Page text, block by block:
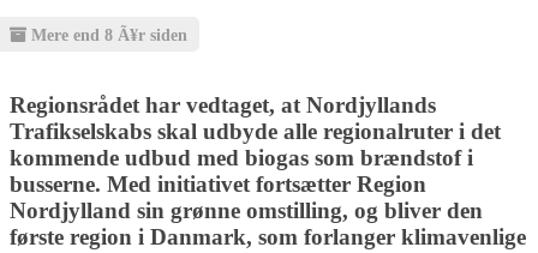
Mere end 8 Ã¥r siden
Regionsrådet har vedtaget, at Nordjyllands
Trafikselskabs skal udbyde alle regionalruter i det
kommende udbud med biogas som brændstof i
busserne. Med initiativet fortsætter Region
Nordjylland sin grønne omstilling, og bliver den
første region i Danmark, som forlanger klimavenlige